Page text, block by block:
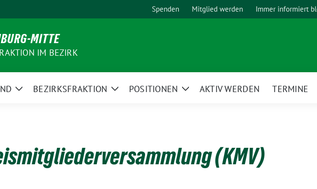
Spenden Mitglied werden Immer informiert
MITTE
IM BEZIRK
ZeigeBEZIRKSFRAKTION
ZeigePOSITIONEN
ZeigeAKTIV WERDEN TERMINE
(KMV)